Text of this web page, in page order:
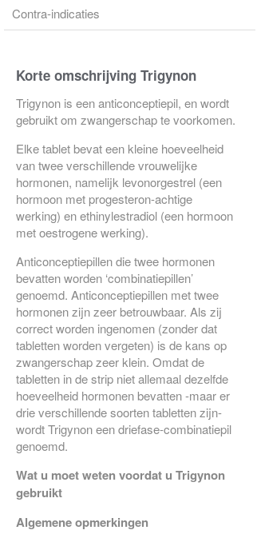
Contra-indicaties
Korte omschrijving Trigynon
Trigynon is een anticonceptiepil, en wordt
gebruikt om zwangerschap te voorkomen.
Elke tablet bevat een kleine hoeveelheid
van twee verschillende vrouwelijke
hormonen, namelijk levonorgestrel (een
hormoon met progesteron-achtige
werking) en ethinylestradiol (een hormoon
met oestrogene werking).
Anticonceptiepillen die twee hormonen
bevatten worden ‘combinatiepillen’
genoemd. Anticonceptiepillen met twee
hormonen zijn zeer betrouwbaar. Als zij
correct worden ingenomen (zonder dat
tabletten worden vergeten) is de kans op
zwangerschap zeer klein. Omdat de
tabletten in de strip niet allemaal dezelfde
hoeveelheid hormonen bevatten -maar er
drie verschillende soorten tabletten zijn-
wordt Trigynon een driefase-combinatiepil
genoemd.
Wat u moet weten voordat u Trigynon
gebruikt
Algemene opmerkingen